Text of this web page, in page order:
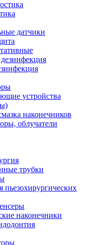
датчики
устройства
наконечников
облучатели
трубки
пьезохирургических
наконечники